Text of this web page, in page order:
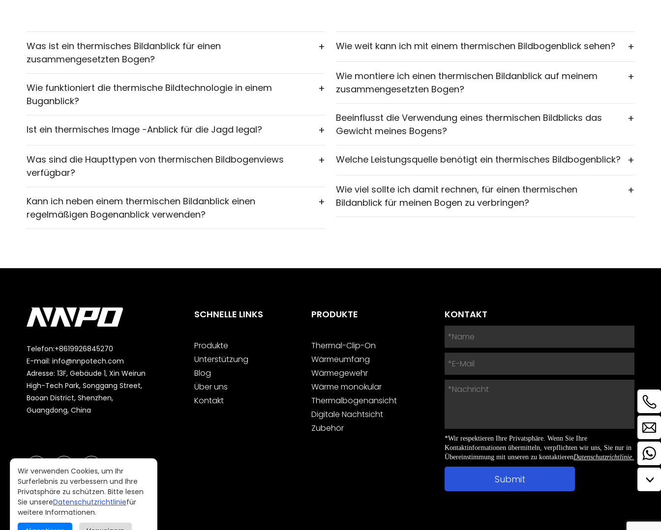
Was ist ein thermisches Bildanblick für einen
zusammengesetzten Bogen?
+
Wie funktioniert die thermische Bildtechnologie in einem
Buganblick?
+
Ist ein thermisches Image -Anblick für die Jagd legal? +
Was sind die Haupttypen von thermischen Bildbogenviews
verfügbar?
+
Kann ich neben einem thermischen Bildanblick einen
regelmäßigen Bogenanblick verwenden?
+
Wie weit kann ich mit einem thermischen Bildbogenblick sehen? +
Wie montiere ich einen thermischen Bildanblick auf meinem
zusammengesetzten Bogen?
+
Beeinflusst die Verwendung eines thermischen Bildblicks das
Gewicht meines Bogens?
+
Welche Leistungsquelle benötigt ein thermisches Bildbogenblick? +
Wie viel sollte ich damit rechnen, für einen thermischen
Bildanblick für meinen Bogen zu verbringen?
+
Telefon:+8619926845270
E-mail: info@nnpotech.com
Adresse: 13F, Gebäude 1, Xin Weirun
High-Tech Park, Songgang Street,
Baoan District, Shenzhen,
Guangdong, China
SCHNELLE LINKS
Produkte
Unterstützung
Blog
Über uns
Kontakt
PRODUKTE
Thermal-Clip-On
Wärmeumfang
Wärmegewehr
Wärme monokular
Thermalbogenansicht
Digitale Nachtsicht
Zubehör
KONTAKT
*Wir respektieren Ihre Privatsphäre. Wenn Sie Ihre
Kontaktinformationen übermitteln, verpflichten wir uns, Sie nur in
Übereinstimmung mit unseren zu kontaktierenDatenschutzrichtlinie.
>
Wir verwenden Cookies, um Ihr
Surferlebnis zu verbessern und Ihre
Privatsphäre zu schützen. Bitte lesen
Sie unsereDatenschutzrichtliniefür
weitere Informationen.